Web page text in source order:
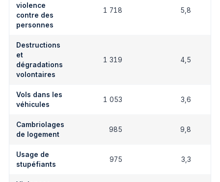
violence
contre des
personnes
1 718 5,8
Destructions
et
dégradations
volontaires
1 319 4,5
Vols dans les
véhicules
1 053 3,6
Cambriolages
de logement
985 9,8
Usage de
stupéfiants
975 3,3